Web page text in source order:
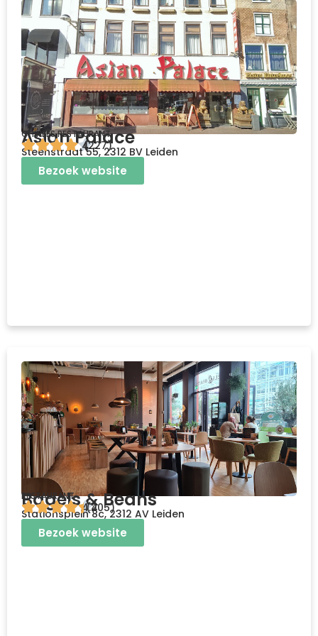
CHINEES RESTAURANT
Asian Palace
4
(227)
Steenstraat 55, 2312 BV Leiden
Bezoek website
RESTAURANT
Bagels & Beans
4.4
(205)
Stationsplein 8c, 2312 AV Leiden
Bezoek website